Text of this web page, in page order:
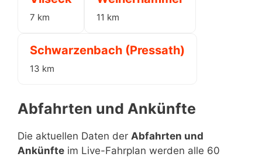
7 km 11 km
Schwarzenbach (Pressath)
13 km
Abfahrten und Ankünfte
Die aktuellen Daten der Abfahrten und
Ankünfte im Live-Fahrplan werden alle 60